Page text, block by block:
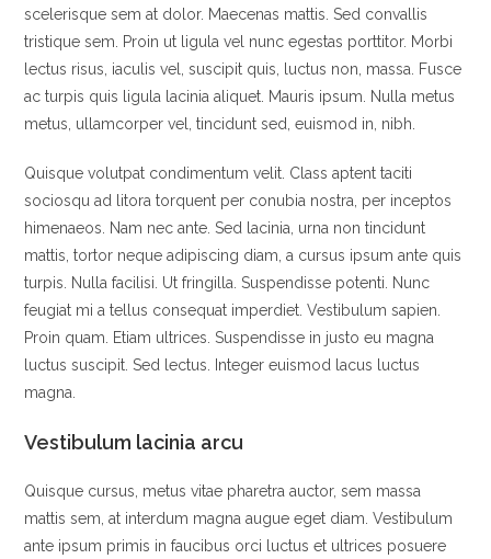
scelerisque sem at dolor. Maecenas mattis. Sed convallis
tristique sem. Proin ut ligula vel nunc egestas porttitor. Morbi
lectus risus, iaculis vel, suscipit quis, luctus non, massa. Fusce
ac turpis quis ligula lacinia aliquet. Mauris ipsum. Nulla metus
metus, ullamcorper vel, tincidunt sed, euismod in, nibh.
Quisque volutpat condimentum velit. Class aptent taciti
sociosqu ad litora torquent per conubia nostra, per inceptos
himenaeos. Nam nec ante. Sed lacinia, urna non tincidunt
mattis, tortor neque adipiscing diam, a cursus ipsum ante quis
turpis. Nulla facilisi. Ut fringilla. Suspendisse potenti. Nunc
feugiat mi a tellus consequat imperdiet. Vestibulum sapien.
Proin quam. Etiam ultrices. Suspendisse in justo eu magna
luctus suscipit. Sed lectus. Integer euismod lacus luctus
magna.
Vestibulum lacinia arcu
Quisque cursus, metus vitae pharetra auctor, sem massa
mattis sem, at interdum magna augue eget diam. Vestibulum
ante ipsum primis in faucibus orci luctus et ultrices posuere